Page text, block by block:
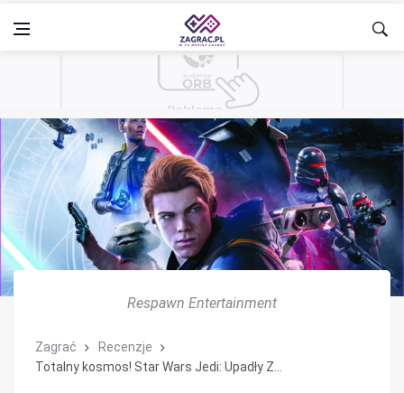
Respawn Entertainment
Zagrać
Recenzje
Totalny kosmos! Star Wars Jedi: Upadły Z...